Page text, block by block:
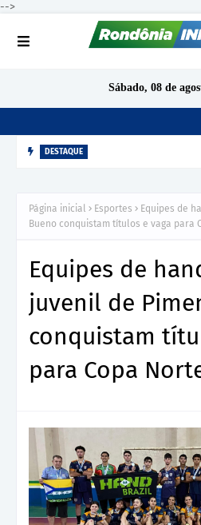
-->
Sábado, 08 de
DESTAQUE
Guaporé
Página inicial Esportes
Equipes de
Bueno conquistam títulos e vaga para
Equipes de
juvenil de
conquistam
para Copa